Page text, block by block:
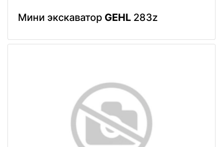
Мини экскаватор GEHL 283z